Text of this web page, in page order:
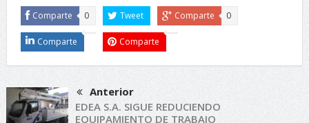
Comparte 0 Tweet Comparte 0
Comparte Comparte
Anterior
EDEA S.A. SIGUE REDUCIENDO
EQUIPAMIENTO DE TRABAJO